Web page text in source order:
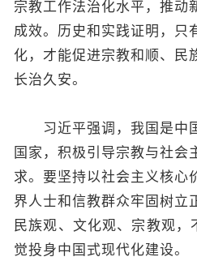
宗教工作法治化水平，推动
成效。历史和实践证明，只
化，才能促进宗教和顺、民
长治久安。
习近平强调，我国是中
国家，积极引导宗教与社会
求。要坚持以社会主义核心
界人士和信教群众牢固树立
民族观、文化观、宗教观，
觉投身中国式现代化建设。